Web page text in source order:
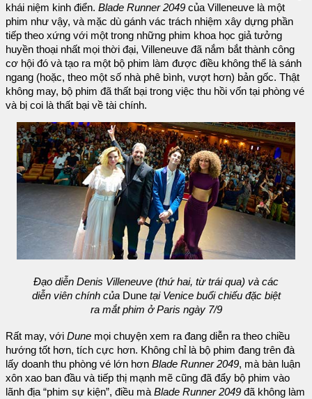
khái niệm kinh điển. Blade Runner 2049 của Villeneuve là một
phim như vậy, và mặc dù gánh vác trách nhiệm xây dựng phần
tiếp theo xứng với một trong những phim khoa học giả tưởng
huyền thoại nhất mọi thời đại, Villeneuve đã nắm bắt thành công
cơ hội đó và tạo ra một bộ phim làm được điều không thể là sánh
ngang (hoặc, theo một số nhà phê bình, vượt hơn) bản gốc. Thật
không may, bộ phim đã thất bại trong việc thu hồi vốn tại phòng vé
và bị coi là thất bại về tài chính.
Đạo diễn Denis Villeneuve (thứ hai, từ trái qua) và các
diễn viên chính củaDunetại Venice buổi chiếu đặc biệt
ra mắt phim ở Paris ngày 7/9
Rất may, với Dune mọi chuyện xem ra đang diễn ra theo chiều
hướng tốt hơn, tích cực hơn. Không chỉ là bộ phim đang trên đà
lấy doanh thu phòng vé lớn hơn Blade Runner 2049, mà bàn luận
xôn xao ban đầu và tiếp thị mạnh mẽ cũng đã đẩy bộ phim vào
lãnh địa “phim sự kiện”, điều mà Blade Runner 2049 đã không làm